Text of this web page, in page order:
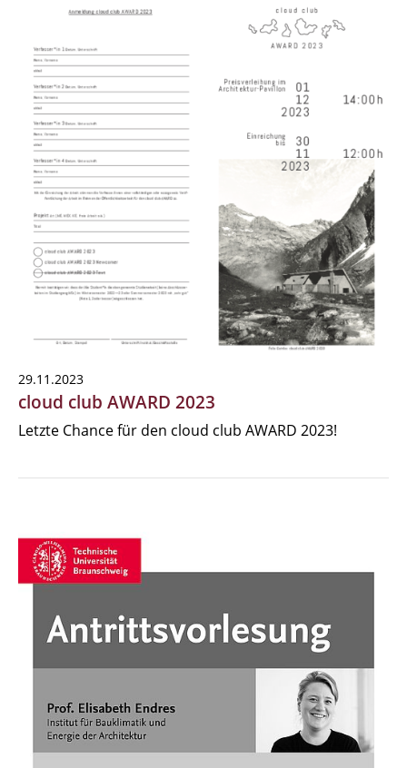
29.11.2023
cloud club AWARD 2023
Letzte Chance für den cloud club AWARD 2023!